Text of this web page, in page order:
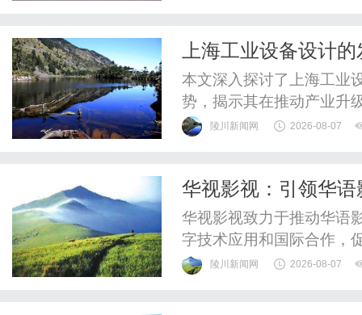
地全新平台化战略，打破
上海工业设备设计
本文深入探讨了上海工业
势，揭示其在推动产业升
陵川新闻网 2026-08-07
华视影视：引领华
华视影视致力于推动华语
字技术应用和国际合作，
陵川新闻网 2026-08-07